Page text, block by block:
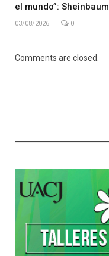
el mundo”: Sheinbaum
03/08/2026 0
Comments are closed.